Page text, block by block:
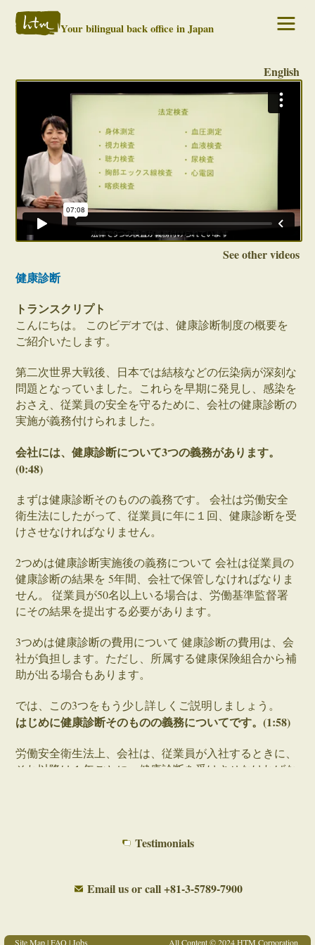
Your bilingual back office in Japan
English
See other videos
健康診断
トランスクリプト
こんにちは。 このビデオでは、健康診断制度の概要を
ご紹介いたします。
第二次世界大戦後、日本では結核などの伝染病が深刻な
問題となっていました。これらを早期に発見し、感染を
おさえ、従業員の安全を守るために、会社の健康診断の
実施が義務付けられました。
会社には、健康診断について3つの義務があります。
(0:48)
まずは健康診断そのものの義務です。 会社は労働安全
衛生法にしたがって、従業員に年に１回、健康診断を受
けさせなければなりません。
2つめは健康診断実施後の義務について 会社は従業員の
健康診断の結果を 5年間、会社で保管しなければなりま
せん。 従業員が50名以上いる場合は、労働基準監督署
にその結果を提出する必要があります。
3つめは健康診断の費用について 健康診断の費用は、会
社が負担します。ただし、所属する健康保険組合から補
助が出る場合もあります。
では、この3つをもう少し詳しくご説明しましょう。
はじめに健康診断そのものの義務についてです。(1:58)
労働安全衛生法上、会社は、従業員が入社するときに、
それ以降は１年ごとに、健康診断を受けさせなければな
5. 喀痰検査
Testimonials
Email usor call+81-3-5789-7900
Site Map|FAQ|Jobs All Content © 2024 HTM Corporation,